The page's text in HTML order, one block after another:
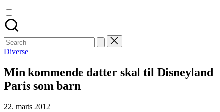
Search
for:
Posted
Diverse
Min kommende datter skal til Disneyland
Paris som barn
22. marts 2012